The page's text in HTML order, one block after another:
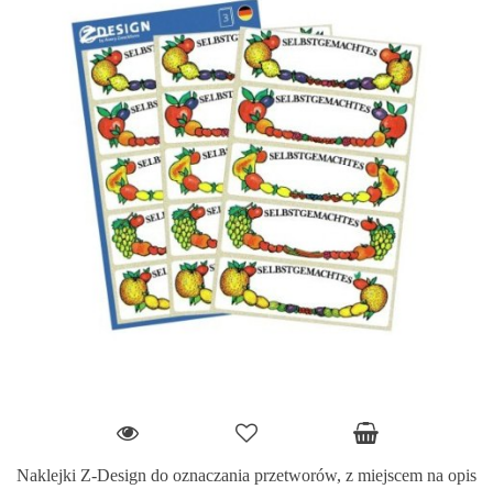
Naklejki Z-Design do oznaczania przetworów, z miejscem na opis